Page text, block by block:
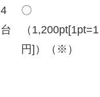
4
台
〇
（1,200pt[1pt=1
円]）（※）